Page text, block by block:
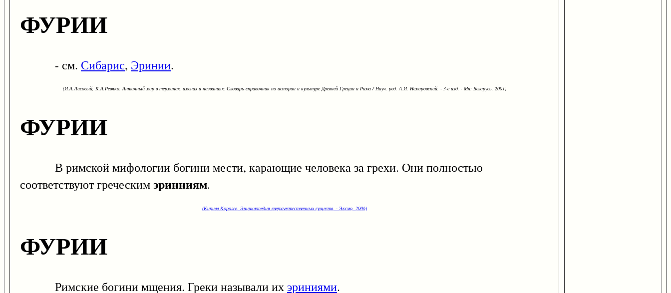
ФУРИИ
- см. Сибарис, Эринии.
(И.А.Лисовый, К.А.Ревяко. Античный мир в терминах, именах и названиях: Словарь-справочник по истории и культуре Древней Греции и Рима / Науч. ред. А.И. Немировский. - 3-е изд. - Мн: Беларусь, 2001)
ФУРИИ
В римской мифологии богини мести, карающие человека за грехи. Они полностью
соответствуют греческимэринниям.
(Кирилл Королев. Энциклопедия сверхъестественных существ. - Эксмо, 2006)
ФУРИИ
Римские богини мщения. Греки называли ихэриниями.